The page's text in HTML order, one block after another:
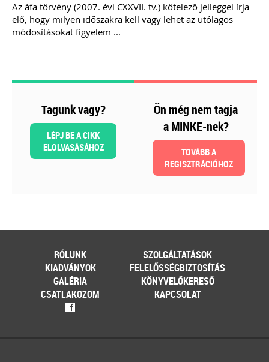
A letöltések menüpont alatt!
Ár: 7900 Ft
MEGRENDELEM
Még több szakmai kiadvány »
Szakmai sarok
vásárokon történő
részvételének
adózási kérdései
Az áfa törvény (2007. évi CXXVII. tv.) kötelező jelleggel írja
elő, hogy milyen időszakra kell vagy lehet az utólagos
módosításokat figyelem ...
Tagunk vagy?
LÉPJ BE A CIKK
ELOLVASÁSÁHOZ
Ön még nem tagja
a MINKE-nek?
TOVÁBB A
REGISZTRÁCIÓHOZ
RÓLUNK
SZOLGÁLTATÁSOK
KIADVÁNYOK
FELELŐSSÉGBIZTOSÍTÁS
GALÉRIA
KÖNYVELŐKERESŐ
CSATLAKOZOM
KAPCSOLAT
f